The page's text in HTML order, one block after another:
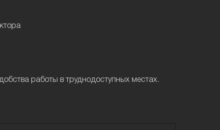
работы в труднодоступных местах.